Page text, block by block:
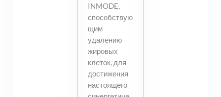
INMODE,
способствую
щим
удалению
жировых
клеток, для
достижения
настоящего